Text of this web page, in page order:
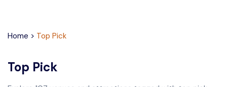
Home > Top Pick
Top Pick